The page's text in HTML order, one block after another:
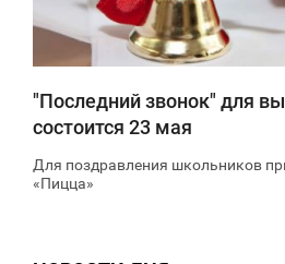
"Последний звонок" для
состоится 23 мая
Для поздравления школьников
«Пицца»